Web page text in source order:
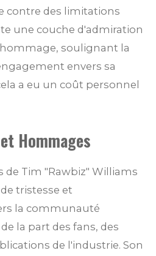
contre des limitations
une couche d'admiration
soulignant la
envers sa
a eu un coût personnel
Hommages
de Tim "Rawbiz" Williams
tristesse et
la communauté
la part des fans, des
de l'industrie. Son